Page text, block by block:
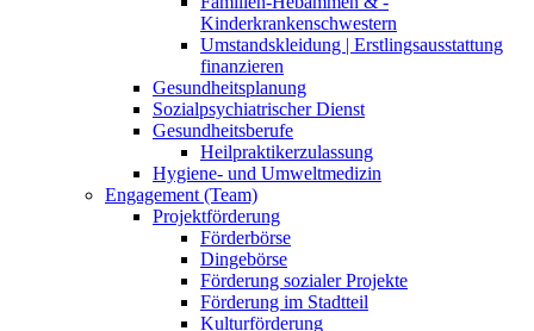
Kinderkrankenschwestern
Umstandskleidung | Erstlingsausstattung
finanzieren
Gesundheitsplanung
Sozialpsychiatrischer Dienst
Gesundheitsberufe
Heilpraktikerzulassung
Hygiene- und Umweltmedizin
Engagement (Team)
Projektförderung
Förderbörse
Dingebörse
Förderung sozialer Projekte
Förderung im Stadtteil
Kulturförderung